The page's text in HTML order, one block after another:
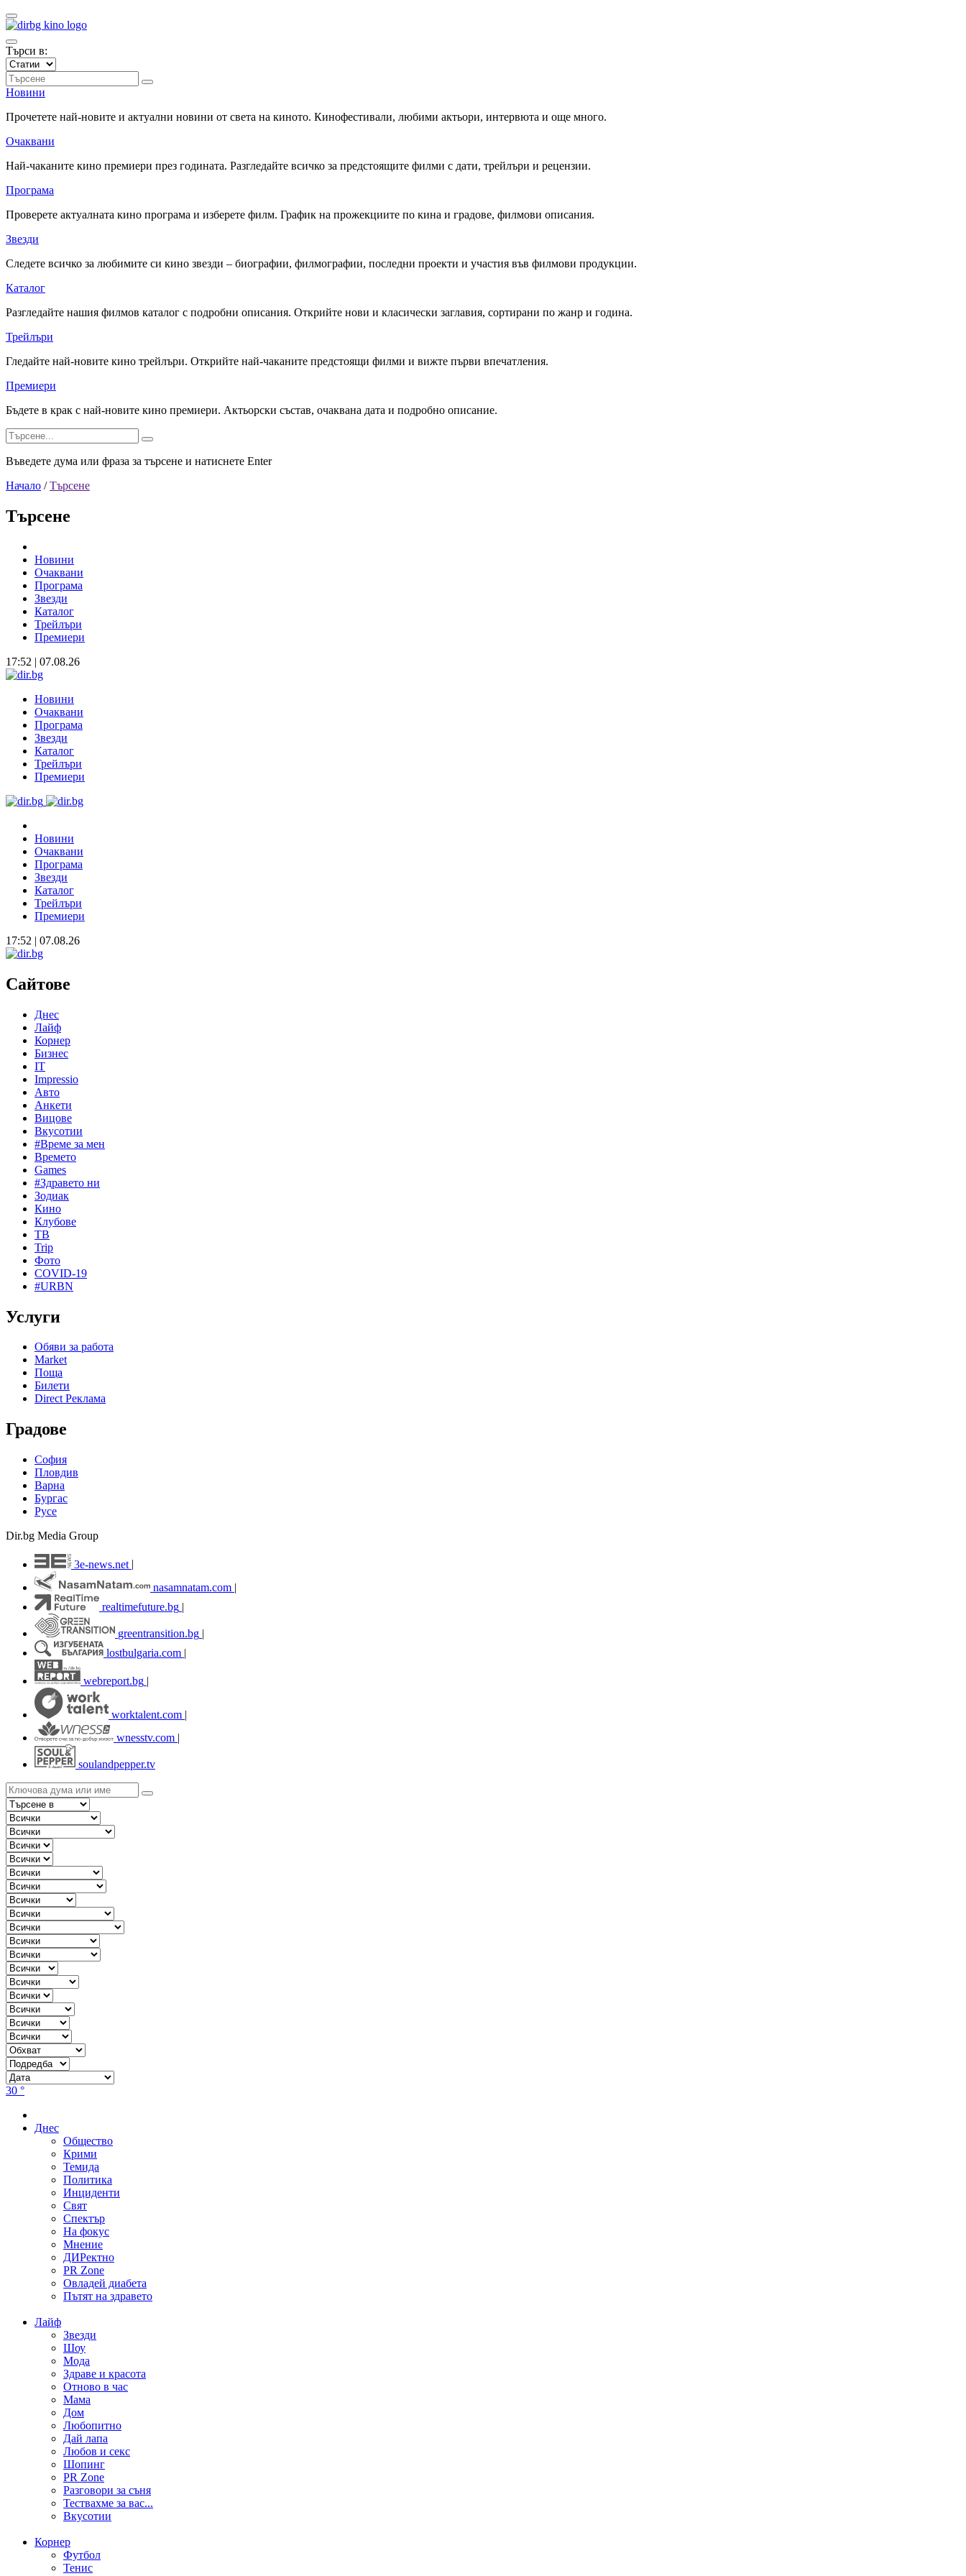
Търси в:
Новини
Прочетете най-новите и актуални новини от света на киното. Кинофестивали, любими актьори, интервюта и още много.
Очаквани
Най-чаканите кино премиери през годината. Разгледайте всичко за предстоящите филми с дати, трейлъри и рецензии.
Програма
Проверете актуалната кино програма и изберете филм. График на прожекциите по кина и градове, филмови описания.
Звезди
Следете всичко за любимите си кино звезди – биографии, филмографии, последни проекти и участия във филмови продукции.
Каталог
Разгледайте нашия филмов каталог с подробни описания. Открийте нови и класически заглавия, сортирани по жанр и година.
Трейлъри
Гледайте най-новите кино трейлъри. Открийте най-чаканите предстоящи филми и вижте първи впечатления.
Премиери
Бъдете в крак с най-новите кино премиери. Актьорски състав, очаквана дата и подробно описание.
Въведете дума или фраза за търсене и натиснете Enter
Начало / Търсене
Търсене
Новини
Очаквани
Програма
Звезди
Каталог
Трейлъри
Премиери
17:52 | 07.08.26
Новини
Очаквани
Програма
Звезди
Каталог
Трейлъри
Премиери
Новини
Очаквани
Програма
Звезди
Каталог
Трейлъри
Премиери
17:52 | 07.08.26
Сайтове
Днес
Лайф
Корнер
Бизнес
IT
Impressio
Авто
Анкети
Вицове
Вкусотии
#Време за мен
Времето
Games
#Здравето ни
Зодиак
Кино
Клубове
ТВ
Trip
Фото
COVID-19
#URBN
Услуги
Обяви за работа
Market
Поща
Билети
Direct Реклама
Градове
София
Пловдив
Варна
Бургас
Русе
Dir.bg Media Group
3e-news.net
nasamnatam.com |
realtimefuture.bg |
greentransition.bg |
lostbulgaria.com |
webreport.bg |
worktalent.com |
wnesstv.com |
soulandpepper.tv
30 °
Днес
Общество
Крими
Темида
Политика
Инциденти
Свят
Спектър
На фокус
Мнение
ДИРектно
PR Zone
Овладей диабета
Пътят на здравето
Лайф
Звезди
Шоу
Мода
Здраве и красота
Отново в час
Мама
Дом
Любопитно
Дай лапа
Любов и секс
Шопинг
PR Zone
Разговори за съня
Тествахме за вас...
Вкусотии
Корнер
Футбол
Тенис